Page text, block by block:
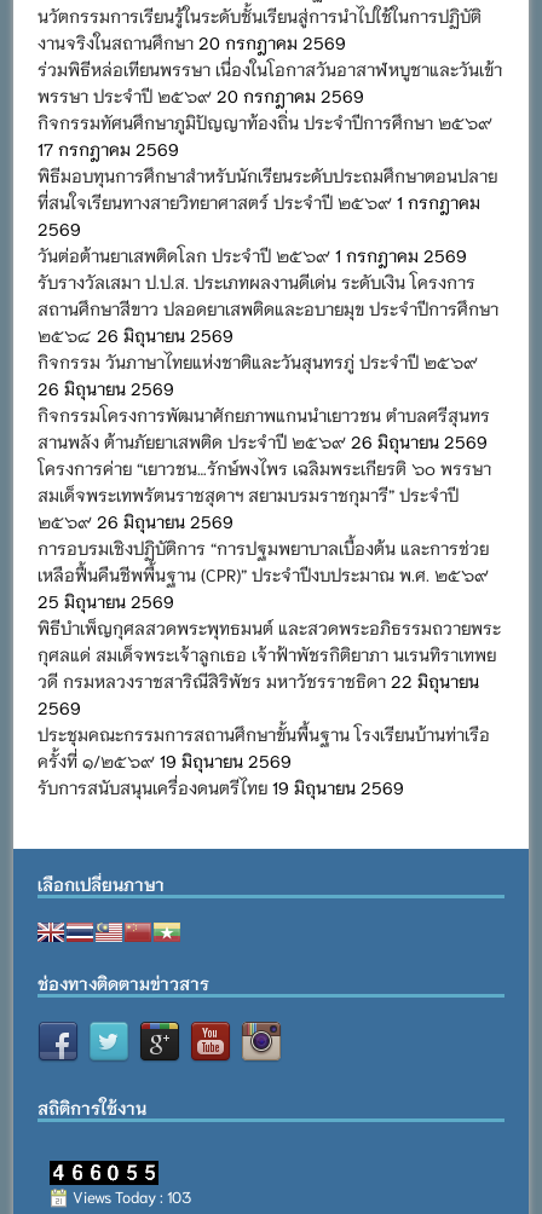
นวัตกรรมการเรียนรู้ในระดับชั้นเรียนสู่การนำไปใช้ในการปฏิบัติ
งานจริงในสถานศึกษา 20 กรกฎาคม 2569
ร่วมพิธีหล่อเทียนพรรษา เนื่องในโอกาสวันอาสาฬหบูชาและวันเข้า
พรรษา ประจำปี ๒๕๖๙ 20 กรกฎาคม 2569
กิจกรรมทัศนศึกษาภูมิปัญญาท้องถิ่น ประจำปีการศึกษา ๒๕๖๙
17 กรกฎาคม 2569
พิธีมอบทุนการศึกษาสำหรับนักเรียนระดับประถมศึกษาตอนปลาย
ที่สนใจเรียนทางสายวิทยาศาสตร์ ประจำปี ๒๕๖๙ 1 กรกฎาคม
2569
วันต่อต้านยาเสพติดโลก ประจำปี ๒๕๖๙ 1 กรกฎาคม 2569
รับรางวัลเสมา ป.ป.ส. ประเภทผลงานดีเด่น ระดับเงิน โครงการ
สถานศึกษาสีขาว ปลอดยาเสพติดและอบายมุข ประจำปีการศึกษา
๒๕๖๘ 26 มิถุนายน 2569
กิจกรรม วันภาษาไทยแห่งชาติและวันสุนทรภู่ ประจำปี ๒๕๖๙
26 มิถุนายน 2569
กิจกรรมโครงการพัฒนาศักยภาพแกนนำเยาวชน ตำบลศรีสุนทร
สานพลัง ต้านภัยยาเสพติด ประจำปี ๒๕๖๙ 26 มิถุนายน 2569
โครงการค่าย “เยาวชน…รักษ์พงไพร เฉลิมพระเกียรติ ๖๐ พรรษา
สมเด็จพระเทพรัตนราชสุดาฯ สยามบรมราชกุมารี” ประจำปี
๒๕๖๙ 26 มิถุนายน 2569
การอบรมเชิงปฏิบัติการ “การปฐมพยาบาลเบื้องต้น และการช่วย
เหลือฟื้นคืนชีพพื้นฐาน (CPR)” ประจำปีงบประมาณ พ.ศ. ๒๕๖๙
25 มิถุนายน 2569
พิธีบำเพ็ญกุศลสวดพระพุทธมนต์ และสวดพระอภิธรรมถวายพระ
กุศลแด่ สมเด็จพระเจ้าลูกเธอ เจ้าฟ้าพัชรกิติยาภา นเรนทิราเทพย
วดี กรมหลวงราชสาริณีสิริพัชร มหาวัชรราชธิดา 22 มิถุนายน
2569
ประชุมคณะกรรมการสถานศึกษาขั้นพื้นฐาน โรงเรียนบ้านท่าเรือ
ครั้งที่ ๑/๒๕๖๙ 19 มิถุนายน 2569
รับการสนับสนุนเครื่องดนตรีไทย 19 มิถุนายน 2569
เลือกเปลี่ยนภาษา
ช่องทางติดตามข่าวสาร
สถิติการใช้งาน
Views Today : 103